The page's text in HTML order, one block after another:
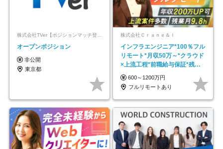
株式会社TVer【ポジションマッチ登録】
オープンポジション
非公開
東京都
株式会社Ｃｒａｎｅ＆Ｉ
インフラエンジニア*100％フル
リモート*月収50万～*クラウド
×上流工程*前職給与保証*残業
月9.8h
600～1200万円
フルリモートあり